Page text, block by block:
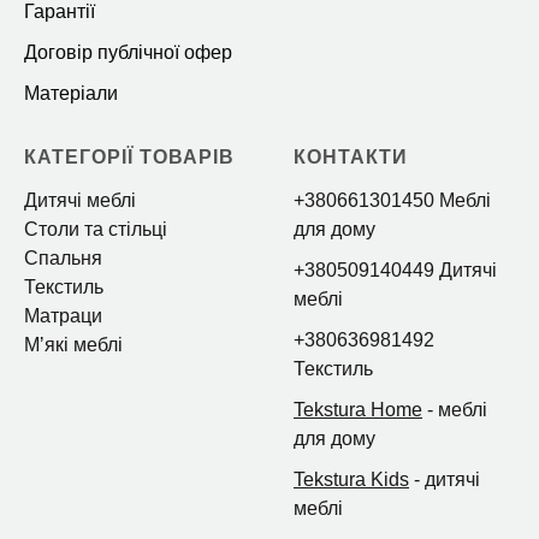
Гарантії
Договір публічної офер
Матеріали
КАТЕГОРІЇ ТОВАРІВ
Дитячі меблі
Столи та стільці
Спальня
Текстиль
Матраци
Мʼякі меблі
КОНТАКТИ
+380661301450 Меблі
для дому
+380509140449 Дитячі
меблі
+380636981492
Текстиль
Tekstura Home - меблі
для дому
Tekstura Kids - дитячі
меблі